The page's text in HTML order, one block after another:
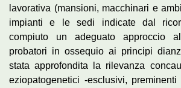
lavorativa (mansioni, macchinari e
impianti e le sedi indicate dal
compiuto un adeguato approccio
probatori in ossequio ai principi
stata approfondita la rilevanza
eziopatogenetici -esclusivi,